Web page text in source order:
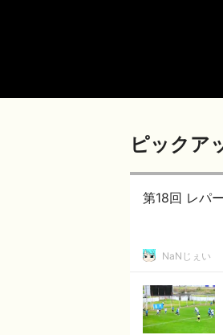
ピックア
第18回 レパ
NaNじぇい